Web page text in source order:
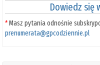
Dowiedz się
*Masz pytania odnośnie
prenumerata@gpcodziennie.pl